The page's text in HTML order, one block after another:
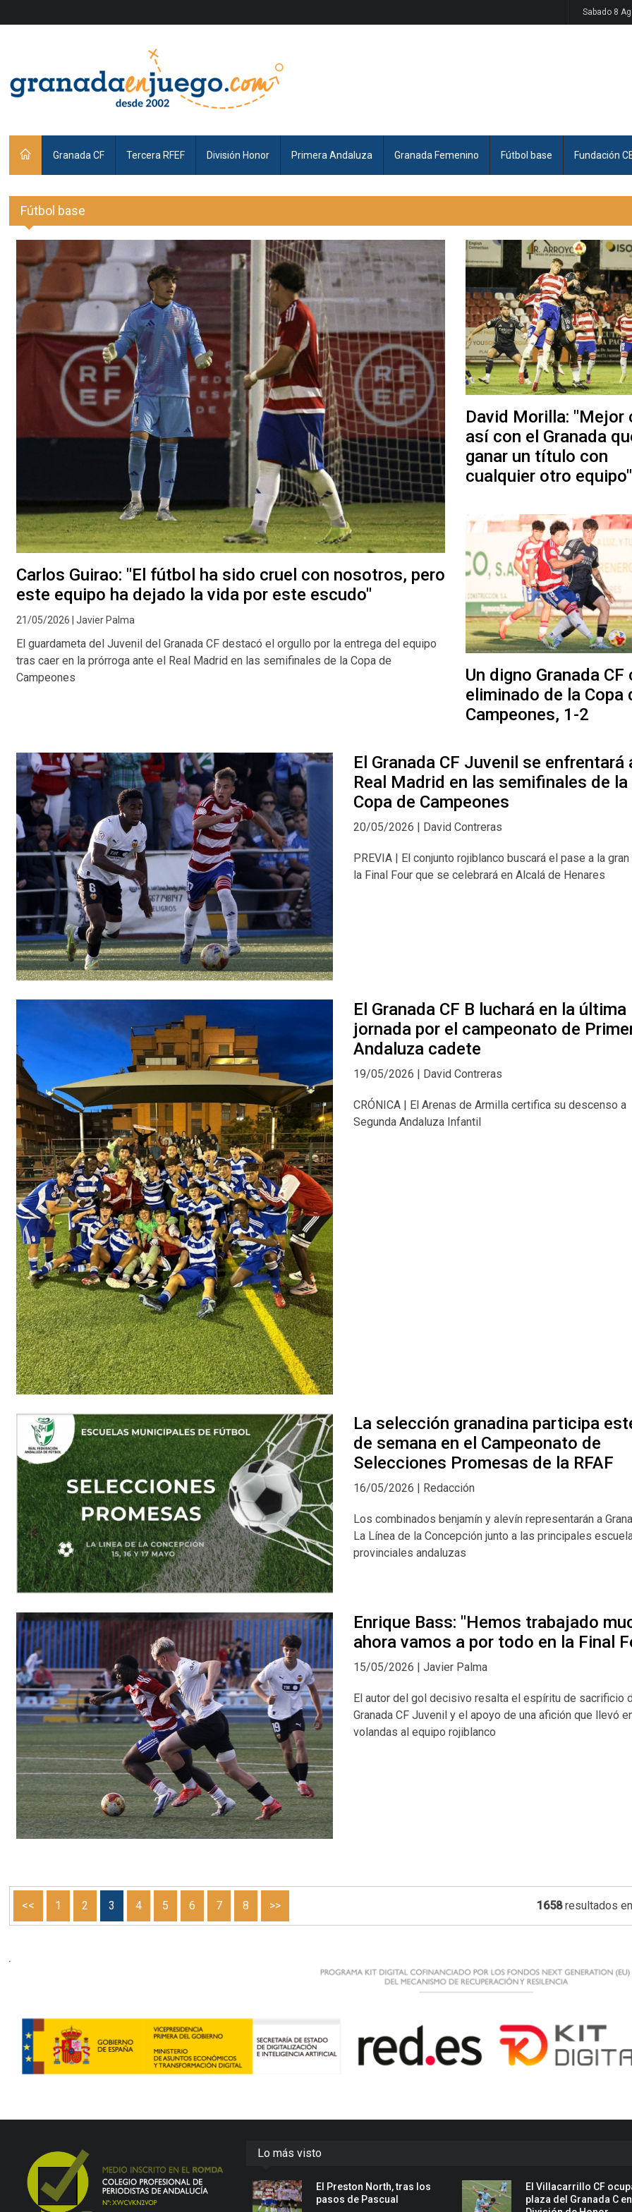
Sabado 8
Granada CF Tercera RFEF División Honor Primera Andaluza Granada Femenino Fútbol base Fundación
Fútbol base
Carlos Guirao: "El fútbol ha sido cruel con nosotros, pero
este equipo ha dejado la vida por este escudo"
21/05/2026 | Javier Palma
El guardameta del Juvenil del Granada CF destacó el orgullo por la entrega del equipo
tras caer en la prórroga ante el Real Madrid en las semifinales de la Copa de
Campeones
David Morilla: "Mejor
así con el Granada
ganar un título con
cualquier otro equipo"
Un digno Granada CF
eliminado de la Copa
Campeones, 1-2
El Granada CF Juvenil se enfrentará
Real Madrid en las semifinales de la
Copa de Campeones
20/05/2026 | David Contreras
PREVIA | El conjunto rojiblanco buscará el pase a la
la Final Four que se celebrará en Alcalá de Henares
El Granada CF B luchará en la última
jornada por el campeonato de
Andaluza cadete
19/05/2026 | David Contreras
CRÓNICA | El Arenas de Armilla certifica su descenso a
Segunda Andaluza Infantil
La selección granadina participa
de semana en el Campeonato de
Selecciones Promesas de la RFAF
16/05/2026 | Redacción
Los combinados benjamín y alevín representarán a
La Línea de la Concepción junto a las principales
provinciales andaluzas
Enrique Bass: "Hemos trabajado
ahora vamos a por todo en la Final
15/05/2026 | Javier Palma
El autor del gol decisivo resalta el espíritu de sacrificio
Granada CF Juvenil y el apoyo de una afición que llevó
volandas al equipo rojiblanco
<< 1 2 3 4 5 6 7 8 >> 1658resultados
Lo más visto
El Preston North, tras los
pasos de Pascual
El Villacarrillo CF
plaza del Granada C en